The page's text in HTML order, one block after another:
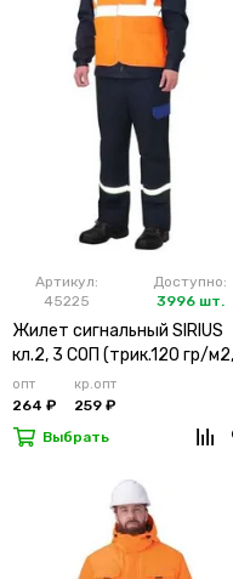
Артикул:
45225
Доступно:
3996 шт.
Жилет сигнальный SIRIUS
кл.2, 3 СОП (трик.120 гр/м2,
карманы) оранжевый
опт
264 ₽
кр.опт
259 ₽
Выбрать